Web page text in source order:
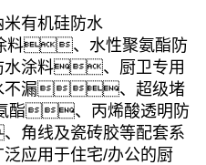
有机硅防水
、水性聚氨酯防
涂料、厨卫专用
不漏、超级堵
酯、丙烯酸透明防
角线及瓷砖胶等配套系
用于住宅/办公的厨